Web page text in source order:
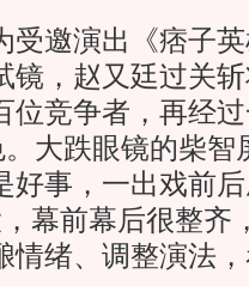
邀演出《痞子英
镜，赵又廷过关
位竞争者，再经
。大跌眼镜的柴智
好事，一出戏前
幕前幕后很整齐
情绪、调整演法